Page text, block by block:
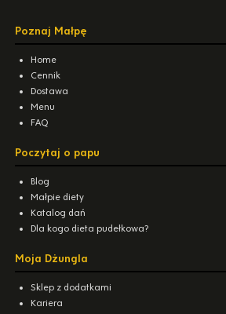
Poznaj Małpę
Home
Cennik
Dostawa
Menu
FAQ
Poczytaj o papu
Blog
Małpie diety
Katalog dań
Dla kogo dieta pudełkowa?
Moja Dżungla
Sklep z dodatkami
Kariera